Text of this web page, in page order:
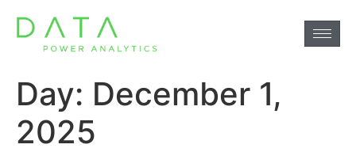
Day: December 1,
2025